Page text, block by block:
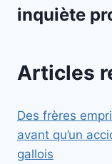
inquiète
Articles
Des frères
avant qu’un
gallois